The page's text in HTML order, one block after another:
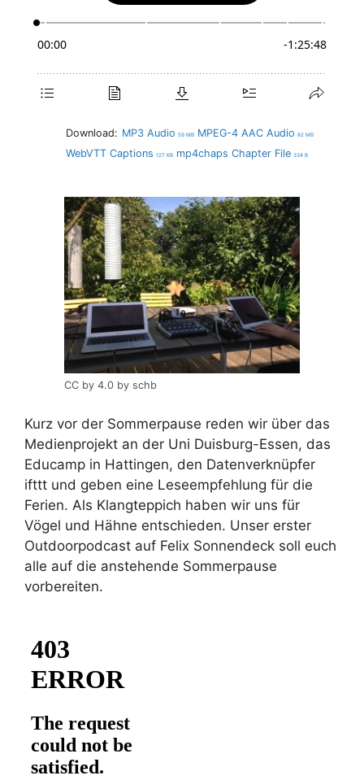
Download: MP3 Audio 59 MB MPEG-4 AAC Audio 82 MB
WebVTT Captions 127 KB mp4chaps Chapter File 334 B
CC by 4.0 by schb
Kurz vor der Sommerpause reden wir über das
Medienprojekt an der Uni Duisburg-Essen, das
Educamp in Hattingen, den Datenverknüpfer
ifttt und geben eine Leseempfehlung für die
Ferien. Als Klangteppich haben wir uns für
Vögel und Hähne entschieden. Unser erster
Outdoorpodcast auf Felix Sonnendeck soll euch
alle auf die anstehende Sommerpause
vorbereiten.